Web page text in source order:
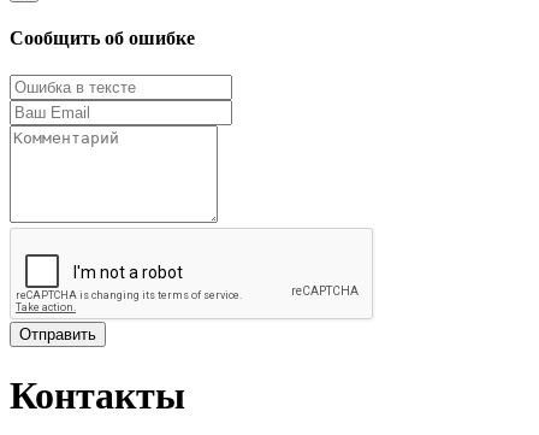
Сообщить об ошибке
Отправить
Контакты